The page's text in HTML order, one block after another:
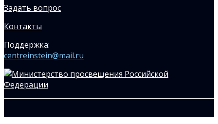
Задать вопрос
Контакты
Поддержка:
centreinstein@mail.ru